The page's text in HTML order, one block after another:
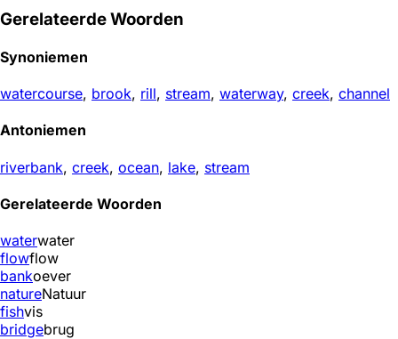
Gerelateerde Woorden
Synoniemen
watercourse, brook, rill, stream, waterway, creek, channel
Antoniemen
riverbank, creek, ocean, lake, stream
Gerelateerde Woorden
waterwater
flowflow
bankoever
natureNatuur
fishvis
bridgebrug